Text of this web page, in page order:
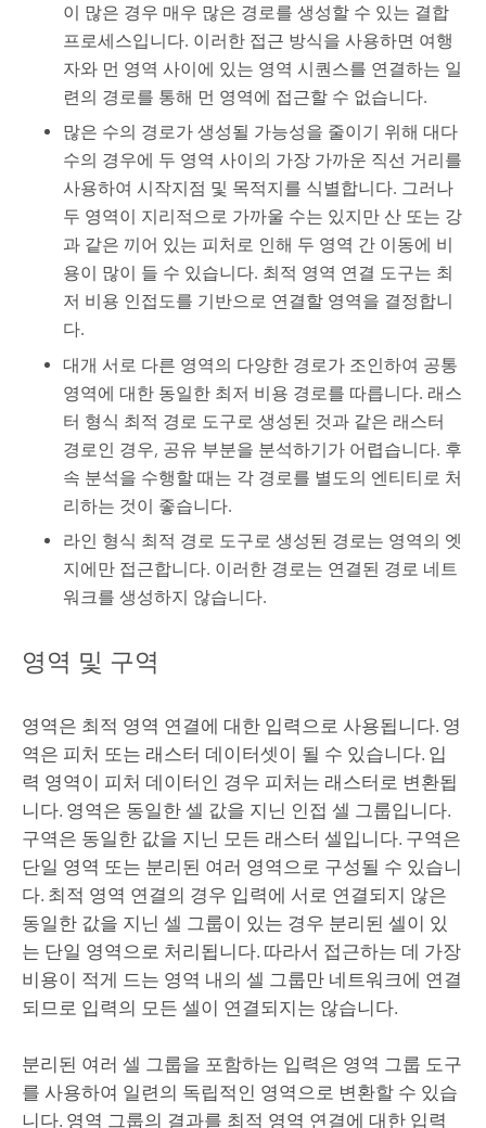
이 많은 경우 매우 많은 경로를 생성할 수 있는 결합
프로세스입니다. 이러한 접근 방식을 사용하면 여행
자와 먼 영역 사이에 있는 영역 시퀀스를 연결하는 일
련의 경로를 통해 먼 영역에 접근할 수 없습니다.
많은 수의 경로가 생성될 가능성을 줄이기 위해 대다
수의 경우에 두 영역 사이의 가장 가까운 직선 거리를
사용하여 시작지점 및 목적지를 식별합니다. 그러나
두 영역이 지리적으로 가까울 수는 있지만 산 또는 강
과 같은 끼어 있는 피처로 인해 두 영역 간 이동에 비
용이 많이 들 수 있습니다. 최적 영역 연결 도구는 최
저 비용 인접도를 기반으로 연결할 영역을 결정합니
다.
대개 서로 다른 영역의 다양한 경로가 조인하여 공통
영역에 대한 동일한 최저 비용 경로를 따릅니다. 래스
터 형식 최적 경로 도구로 생성된 것과 같은 래스터
경로인 경우, 공유 부분을 분석하기가 어렵습니다. 후
속 분석을 수행할 때는 각 경로를 별도의 엔티티로 처
리하는 것이 좋습니다.
라인 형식 최적 경로 도구로 생성된 경로는 영역의 엣
지에만 접근합니다. 이러한 경로는 연결된 경로 네트
워크를 생성하지 않습니다.
영역 및 구역
영역은 최적 영역 연결에 대한 입력으로 사용됩니다. 영
역은 피처 또는 래스터 데이터셋이 될 수 있습니다. 입
력 영역이 피처 데이터인 경우 피처는 래스터로 변환됩
니다. 영역은 동일한 셀 값을 지닌 인접 셀 그룹입니다.
구역은 동일한 값을 지닌 모든 래스터 셀입니다. 구역은
단일 영역 또는 분리된 여러 영역으로 구성될 수 있습니
다. 최적 영역 연결의 경우 입력에 서로 연결되지 않은
동일한 값을 지닌 셀 그룹이 있는 경우 분리된 셀이 있
는 단일 영역으로 처리됩니다. 따라서 접근하는 데 가장
비용이 적게 드는 영역 내의 셀 그룹만 네트워크에 연결
되므로 입력의 모든 셀이 연결되지는 않습니다.
분리된 여러 셀 그룹을 포함하는 입력은 영역 그룹 도구
를 사용하여 일련의 독립적인 영역으로 변환할 수 있습
니다. 영역 그룹의 결과를 최적 영역 연결 에 대한 입력